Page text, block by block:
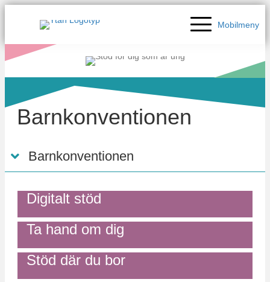
Mobilmeny
Barnkonventionen
Barnkonventionen
Digitalt stöd
Ta hand om dig
Stöd där du bor